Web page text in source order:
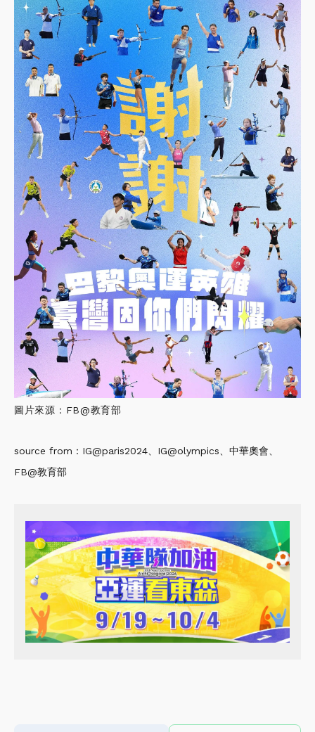
圖片來源：FB@教育部
source from：IG@paris2024、IG@olympics、中華奧會、
FB@教育部